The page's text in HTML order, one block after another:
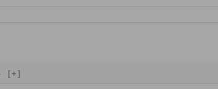
[+]